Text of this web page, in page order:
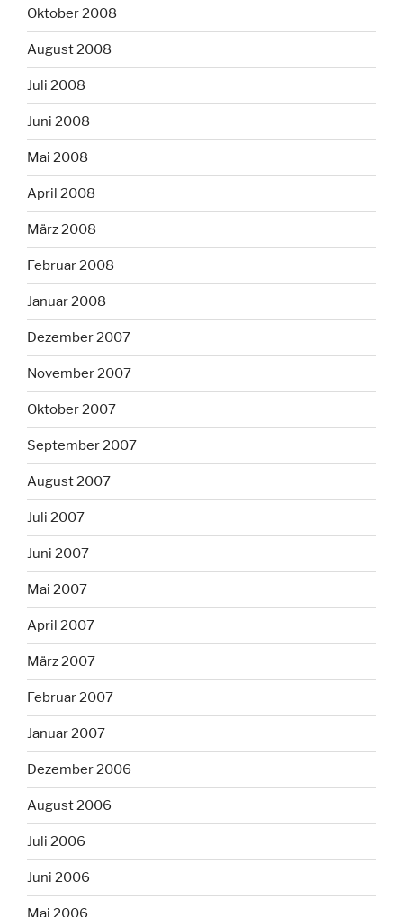
Oktober 2008
August 2008
Juli 2008
Juni 2008
Mai 2008
April 2008
März 2008
Februar 2008
Januar 2008
Dezember 2007
November 2007
Oktober 2007
September 2007
August 2007
Juli 2007
Juni 2007
Mai 2007
April 2007
März 2007
Februar 2007
Januar 2007
Dezember 2006
August 2006
Juli 2006
Juni 2006
Mai 2006